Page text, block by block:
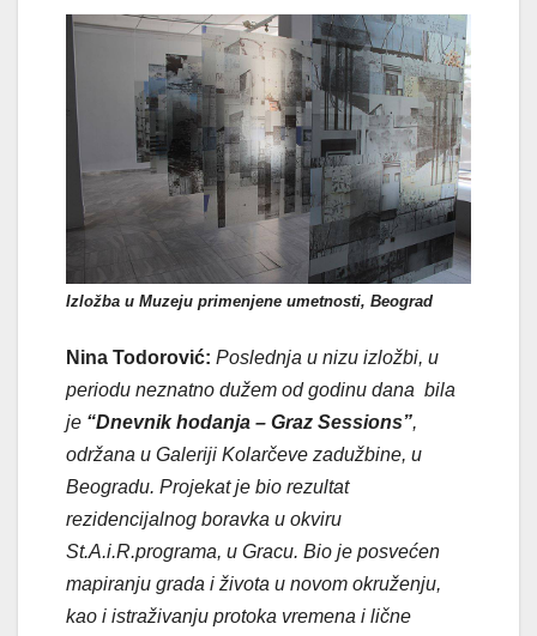
Izložba u Muzeju primenjene umetnosti, Beograd
Nina Todorović: Poslednja u nizu izložbi, u
periodu neznatno dužem od godinu dana bila
je “Dnevnik hodanja – Graz Sessions”,
održana u Galeriji Kolarčeve zadužbine, u
Beogradu. Projekat je bio rezultat
rezidencijalnog boravka u okviru
St.A.i.R.programa, u Gracu. Bio je posvećen
mapiranju grada i života u novom okruženju,
kao i istraživanju protoka vremena i lične